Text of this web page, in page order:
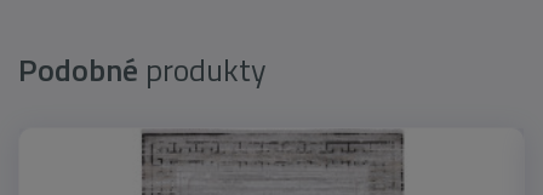
Podobné produkty